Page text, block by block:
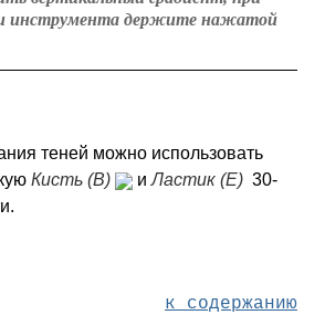
инструмента держите нажатой
теней можно использовать
Кисть (B) и Ластик (E) 30-
к содержанию